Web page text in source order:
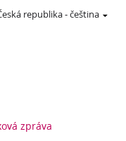
republika-čeština
zpráva